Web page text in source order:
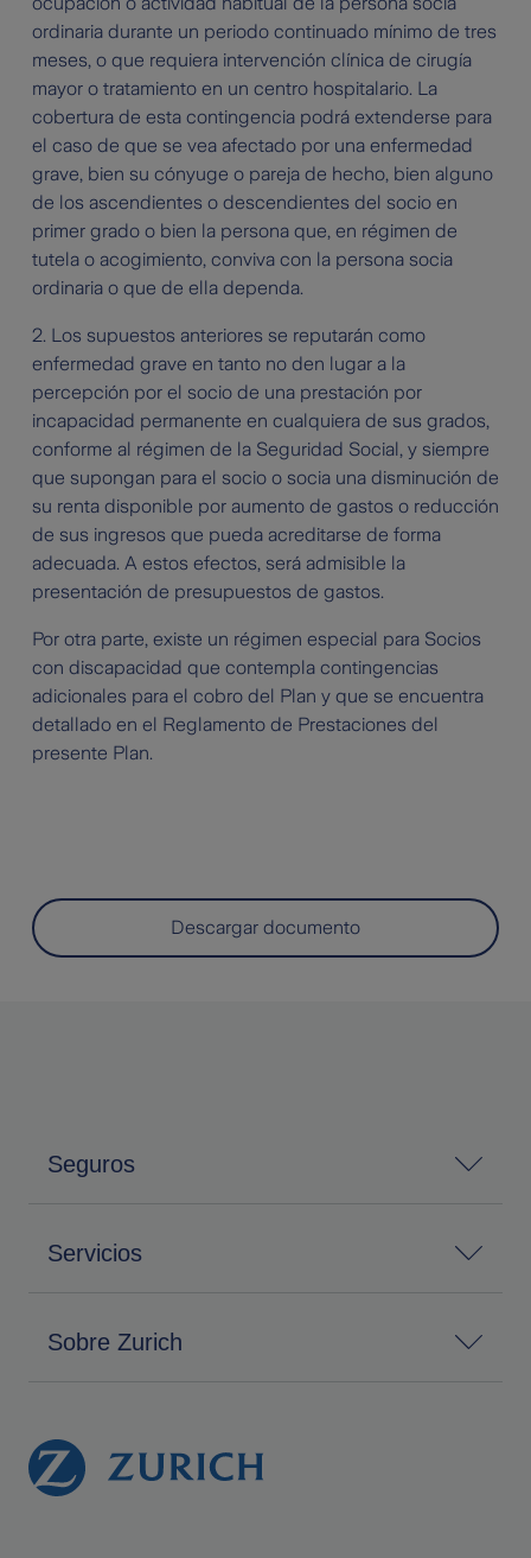
ordinaria durante un periodo continuado mínimo de tres
meses, o que requiera intervención clínica de cirugía
mayor o tratamiento en un centro hospitalario. La
cobertura de esta contingencia podrá extenderse para
el caso de que se vea afectado por una enfermedad
grave, bien su cónyuge o pareja de hecho, bien alguno
de los ascendientes o descendientes del socio en
primer grado o bien la persona que, en régimen de
tutela o acogimiento, conviva con la persona socia
ordinaria o que de ella dependa.
2. Los supuestos anteriores se reputarán como
enfermedad grave en tanto no den lugar a la
percepción por el socio de una prestación por
incapacidad permanente en cualquiera de sus grados,
conforme al régimen de la Seguridad Social, y siempre
que supongan para el socio o socia una disminución de
su renta disponible por aumento de gastos o reducción
de sus ingresos que pueda acreditarse de forma
adecuada. A estos efectos, será admisible la
presentación de presupuestos de gastos.
Por otra parte, existe un régimen especial para Socios
con discapacidad que contempla contingencias
adicionales para el cobro del Plan y que se encuentra
detallado en el Reglamento de Prestaciones del
presente Plan.
Descargar documento
Seguros
Servicios
Sobre Zurich